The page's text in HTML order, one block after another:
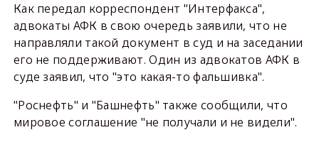
Как передал корреспондент "Интерфакса",
адвокаты АФК в свою очередь заявили, что не
направляли такой документ в суд и на заседании
его не поддерживают. Один из адвокатов АФК в
суде заявил, что "это какая-то фальшивка".
"Роснефть" и "Башнефть" также сообщили, что
мировое соглашение "не получали и не видели".